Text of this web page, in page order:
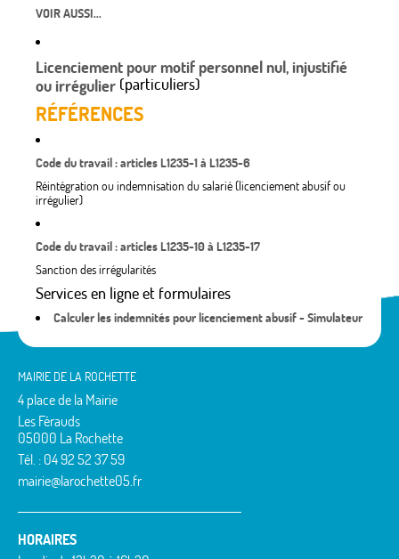
VOIR AUSSI...
Licenciement pour motif personnel nul, injustifié
ou irrégulier (particuliers)
RÉFÉRENCES
Code du travail : articles L1235-1 à L1235-6
Réintégration ou indemnisation du salarié (licenciement abusif ou
irrégulier)
Code du travail : articles L1235-10 à L1235-17
Sanction des irrégularités
Services en ligne et formulaires
Calculer les indemnités pour licenciement abusif - Simulateur
MAIRIE DE LA ROCHETTE
4 place de la Mairie
Les Férauds
05000 La Rochette
Tél. : 04 92 52 37 59
mairie@larochette05.fr
HORAIRES